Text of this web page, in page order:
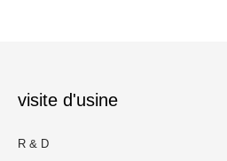
visite d'usine
R & D